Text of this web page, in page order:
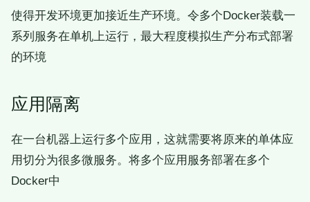
使得开发环境更加接近生产环境。令多个Docker装载一
系列服务在单机上运行，最大程度模拟生产分布式部署
的环境
应用隔离
在一台机器上运行多个应用，这就需要将原来的单体应
用切分为很多微服务。将多个应用服务部署在多个
Docker中